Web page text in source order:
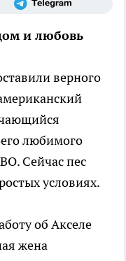
и любовь
верного
любимого
Сейчас пес
условиях.
об Акселе
жена